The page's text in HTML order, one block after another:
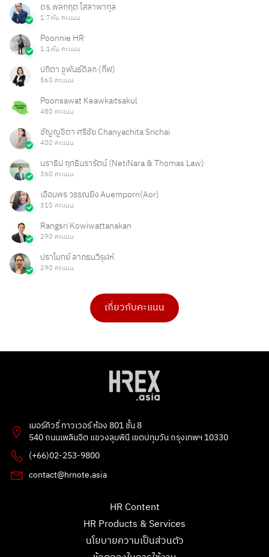
ดร.พลกฤต โสลาพากุล
1.7พัน คะแนน
Poonnie HR
1.1พัน คะแนน
ปถิตา ชูพันธ์ดิลก (กิ๊ฟ)
560 คะแนน
Poonsawat Keawkaitsakul
480 คะแนน
ชัญญชิตา ศรีชัย Chanyachita Srichai
400 คะแนน
นราธิป ฤทธินรารัตน์ (NetiNara & Thomas Law)
360 คะแนน
เอื้อมพร วรรณยิ่ง Auemporn(Aor)
310 คะแนน
Rangsri Kowiwattanakan
290 คะแนน
ปราโมทย์ ลาภธนวิรุฬห์
290 คะแนน
ดร.เบ็ญจวรรณ บุญใจเพ็ชร
3 คะแนน
เพชรลดา แก้วชูทอง
1 คะแนน
1 คะแนน
chitchanok Akkarasaringkan
1 คะแนน
G
1 คะแนน
1 คะแนน
ขันตี กลิ่นผกา
เกี่ยวกับคะแนน
เมอร์คิวรี่ ทาวเวอร์ ห้อง 801 ชั้น 8
540 ถนนเพลินจิต แขวงลุมพินี เขตปทุมวัน กรุงเทพฯ 10330
(+66)02-253-9800
contact@hrnote.asia
HR Content
HR Products & Services
นโยบายความเป็นส่วนตัว